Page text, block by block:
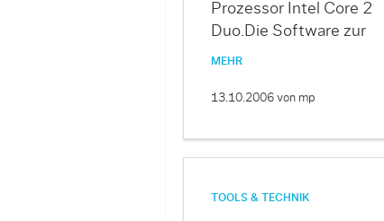
Prozessor Intel Core 2
Duo.Die Software zur
MEHR
13.10.2006 von mp
TOOLS & TECHNIK